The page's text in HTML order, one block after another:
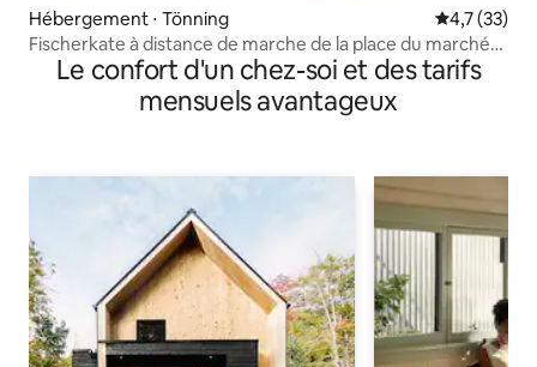
Hébergement ⋅ Tönning Évaluation
4,7 (33)
Fischerkate à distance de marche de la place du marché
de Tönning
Le confort d'un chez-soi et des tarifs
mensuels avantageux